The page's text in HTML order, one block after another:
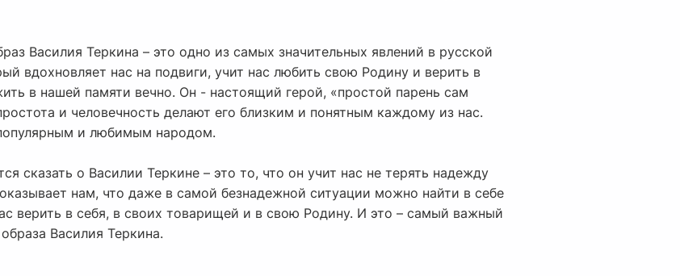
Василия Теркина – это одно из самых значительных явлений в русской
вдохновляет нас на подвиги, учит нас любить свою Родину и верить в
в нашей памяти вечно. Он - настоящий герой, «простой парень сам
и человечность делают его близким и понятным каждому из нас.
и любимым народом.
сказать о Василии Теркине – это то, что он учит нас не терять надежду
нам, что даже в самой безнадежной ситуации можно найти в себе
верить в себя, в своих товарищей и в свою Родину. И это – самый важный
Василия Теркина.